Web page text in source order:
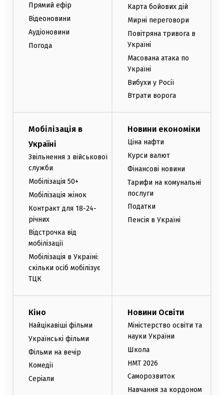
Прямий ефір
Відеоновини
Аудіоновини
Погода
Карта бойових дій
Мирні переговори
Повітряна тривога в
Україні
Масована атака по
Україні
Вибухи у Росії
Втрати ворога
Мобілізація в
Україні
Звільнення з військової
служби
Мобілізація 50+
Мобілізація жінок
Контракт для 18-24-
річних
Відстрочка від
мобілізації
Мобілізація в Україні:
скільки осіб мобілізує
ТЦК
Новини економіки
Ціна нафти
Курси валют
Фінансові новини
Тарифи на комунальні
послуги
Податки
Пенсія в Україні
Кіно
Найцікавіші фільми
Українські фільми
Фільми на вечір
Комедії
Серіали
Новини Освіти
Міністерство освіти та
науки України
Школа
НМТ 2026
Саморозвиток
Навчання за кордоном